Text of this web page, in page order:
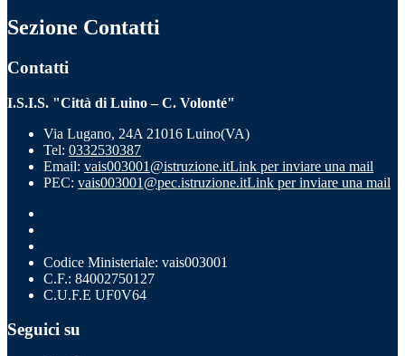
Sezione Contatti
Contatti
I.S.I.S. "Città di Luino – C. Volonté"
Via Lugano, 24A 21016 Luino(VA)
Tel: 0332530387
Email: vais003001@istruzione.itLink per inviare una mail
PEC: vais003001@pec.istruzione.itLink per inviare una mail
Codice Ministeriale: vais003001
C.F.: 84002750127
C.U.F.E UF0V64
Seguici su